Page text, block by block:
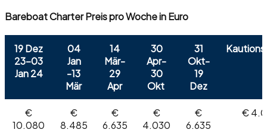
Bareboat Charter Preis pro Woche in Euro
19 Dez
23-03
Jan 24
04
Jan
-13
Mär
14
Mär-
29
Apr
30
Apr-
30
Okt
31
Okt-
19
Dez
€
10.080
€
8.485
€
6.635
€
4.030
€
6.635
€